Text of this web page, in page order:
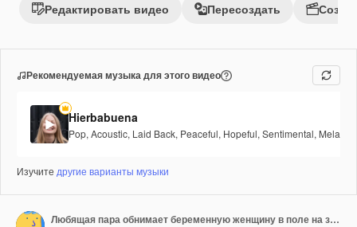
Редактировать видео Пересоздать
Рекомендуемая музыка для этого видео
Hierbabuena
Pop, Acoustic, Laid Back, Peaceful, Hopeful, Sentimental,
Изучите другие варианты музыки
Любящая пара обнимает беременную женщину в поле на закате